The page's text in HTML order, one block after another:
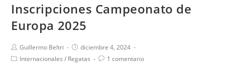
Inscripciones Campeonato de
Europa 2025
Guillermo Beltri
diciembre 4, 2024
Internacionales / Regatas 1 comentario